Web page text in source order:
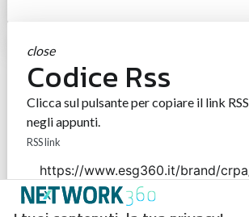
close
Codice Rss
Clicca sul pulsante per copiare il link RSS
negli appunti.
RSS link